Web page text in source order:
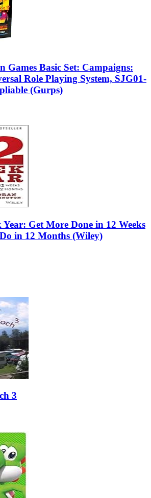
Games Basic Set: Campaigns:
Role Playing System, SJG01-
(Gurps)
Year: Get More Done in 12 Weeks
in 12 Months (Wiley)
3